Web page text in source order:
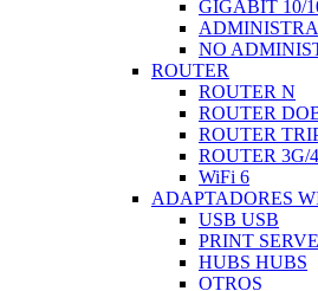
GIGABIT 10/
NO
ROUTER
ROUTER N
ROUTER
ROUTER
ROUTER 3G/
WiFi 6
ADAPTADORES
USB USB
PRINT
HUBS HUBS
OTROS